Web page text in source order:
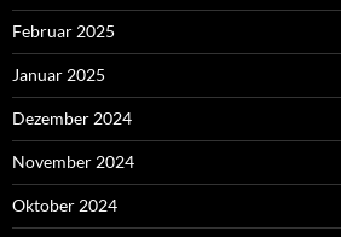
Februar 2025
Januar 2025
Dezember 2024
November 2024
Oktober 2024